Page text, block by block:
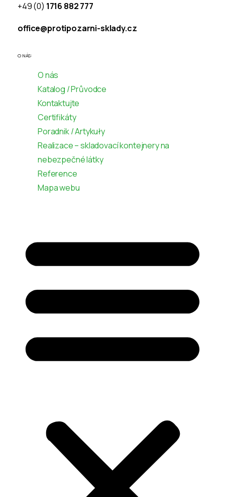
+49 (0) 1716 882 777
office@protipozarni-sklady.cz
O NÁS:
O nás
Katalog / Průvodce
Kontaktujte
Certifikáty
Poradnik / Artykuły
Realizace – skladovací kontejnery na
nebezpečné látky
Reference
Mapa webu